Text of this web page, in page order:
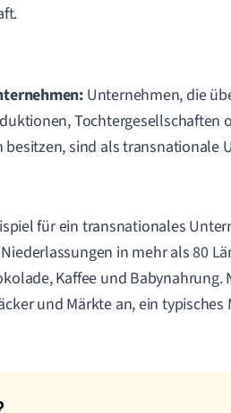
Unternehmen, die
Tochtergesellschaften
besitzen, sind als transnationale
für ein transnationales
in mehr als 80
Kaffee und
und Märkte an, ein